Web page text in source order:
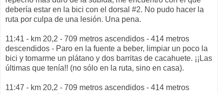
debería estar en la bici con el dorsal #2. No pudo hacer la
ruta por culpa de una lesión. Una pena.
11:41 - km 20,2 - 709 metros ascendidos - 414 metros
descendidos - Paro en la fuente a beber, limpiar un poco la
bici y tomarme un plátano y dos barritas de cacahuete. ¡¡Las
últimas que tenía!! (no sólo en la ruta, sino en casa).
11:47 - km 20,2 - 709 metros ascendidos - 414 metros